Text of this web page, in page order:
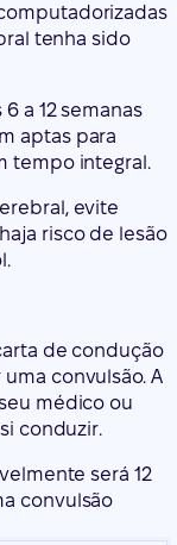
tenha sido
a 12 semanas
aptas para
tempo integral.
evite
risco de lesão
de condução
convulsão. A
médico ou
conduzir.
será 12
convulsão